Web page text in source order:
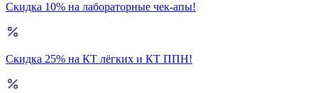
Скидка 10% на лабораторные чек-апы!
Скидка 25% на КТ лёгких и КТ ППН!